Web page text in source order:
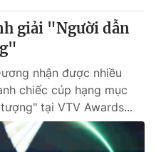
nếu không có sự chấp
VTV.vn khi phát hành lại
giải "Người dẫn
nhận được nhiều
chiếc cúp hạng mục
tại VTV Awards...